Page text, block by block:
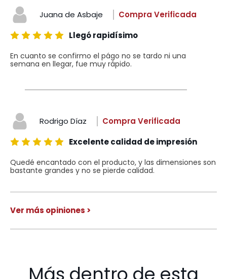
Juana de Asbaje
Compra Verificada
Llegó rapidísimo
En cuanto se confirmo el págo no se tardo ni una
semana en llegar, fue muy rápido.
Rodrigo Díaz
Compra Verificada
Excelente calidad de impresión
Quedé encantado con el producto, y las dimensiones son
bastante grandes y no se pierde calidad.
Ver más opiniones >